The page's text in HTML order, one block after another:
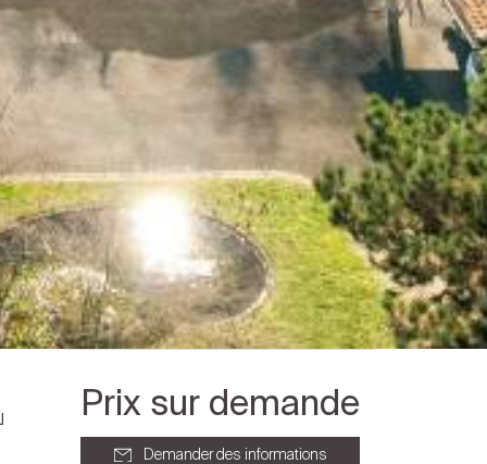
Prix sur demande
Demander des informations